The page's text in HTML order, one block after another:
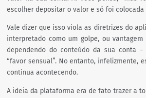
escolher depositar o valor e só foi colocada
Vale dizer que isso viola as diretrizes do
interpretado como um golpe, ou
dependendo do conteúdo da sua conta –
“favor sensual”. No entanto, infelizmente,
continua acontecendo.
A ideia da plataforma era de fato trazer a